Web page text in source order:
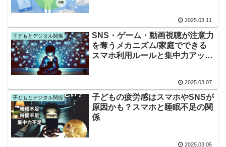
2025.03.11
子どもとデジタル関係
SNS・ゲーム・動画視聴が注意力
を奪うメカニズム/家庭でできる
スマホ利用ルールと集中力アップ
2025.03.07
子どもとデジタル関係
子どもの疲労感はスマホやSNSが
原因かも？スマホと睡眠不足の関
係
2025.03.05